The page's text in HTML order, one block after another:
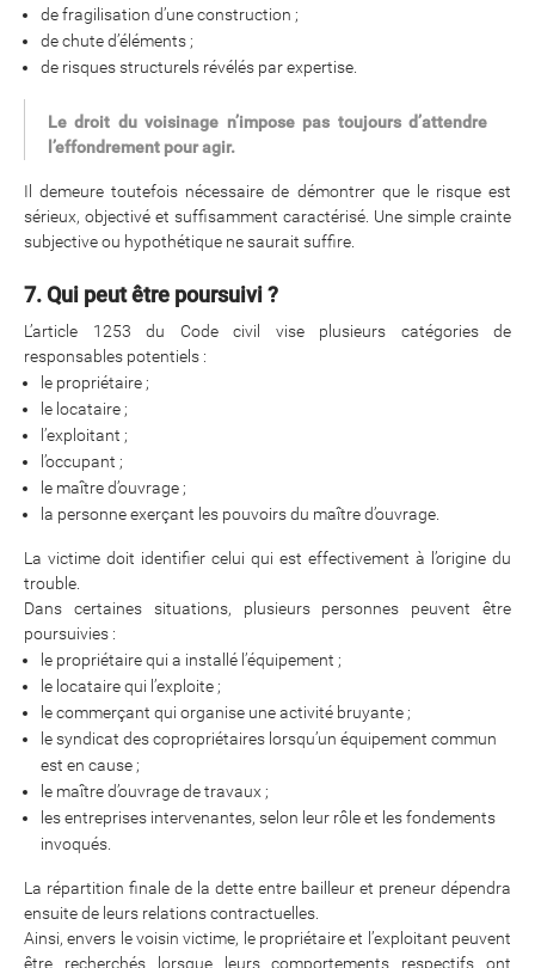
de fragilisation d’une construction ;
de chute d’éléments ;
de risques structurels révélés par expertise.
Le droit du voisinage n’impose pas toujours d’attendre
l’effondrement pour agir.
Il demeure toutefois nécessaire de démontrer que le risque est
sérieux, objectivé et suffisamment caractérisé. Une simple crainte
subjective ou hypothétique ne saurait suffire.
7. Qui peut être poursuivi ?
L’article 1253 du Code civil vise plusieurs catégories de
responsables potentiels :
le propriétaire ;
le locataire ;
l’exploitant ;
l’occupant ;
le maître d’ouvrage ;
la personne exerçant les pouvoirs du maître d’ouvrage.
La victime doit identifier celui qui est effectivement à l’origine du
trouble.
Dans certaines situations, plusieurs personnes peuvent être
poursuivies :
le propriétaire qui a installé l’équipement ;
le locataire qui l’exploite ;
le commerçant qui organise une activité bruyante ;
le syndicat des copropriétaires lorsqu’un équipement commun
est en cause ;
le maître d’ouvrage de travaux ;
les entreprises intervenantes, selon leur rôle et les fondements
invoqués.
La répartition finale de la dette entre bailleur et preneur dépendra
ensuite de leurs relations contractuelles.
Ainsi, envers le voisin victime, le propriétaire et l’exploitant peuvent
être recherchés lorsque leurs comportements respectifs ont